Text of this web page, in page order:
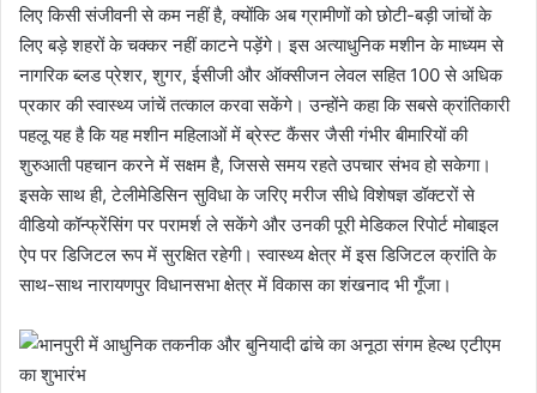
लिए किसी संजीवनी से कम नहीं है, क्योंकि अब ग्रामीणों को छोटी-बड़ी जांचों के
लिए बड़े शहरों के चक्कर नहीं काटने पड़ेंगे। इस अत्याधुनिक मशीन के माध्यम से
नागरिक ब्लड प्रेशर, शुगर, ईसीजी और ऑक्सीजन लेवल सहित 100 से अधिक
प्रकार की स्वास्थ्य जांचें तत्काल करवा सकेंगे। उन्होंने कहा कि सबसे क्रांतिकारी
पहलू यह है कि यह मशीन महिलाओं में ब्रेस्ट कैंसर जैसी गंभीर बीमारियों की
शुरुआती पहचान करने में सक्षम है, जिससे समय रहते उपचार संभव हो सकेगा।
इसके साथ ही, टेलीमेडिसिन सुविधा के जरिए मरीज सीधे विशेषज्ञ डॉक्टरों से
वीडियो कॉन्फ्रेंसिंग पर परामर्श ले सकेंगे और उनकी पूरी मेडिकल रिपोर्ट मोबाइल
ऐप पर डिजिटल रूप में सुरक्षित रहेगी। स्वास्थ्य क्षेत्र में इस डिजिटल क्रांति के
साथ-साथ नारायणपुर विधानसभा क्षेत्र में विकास का शंखनाद भी गूँजा।